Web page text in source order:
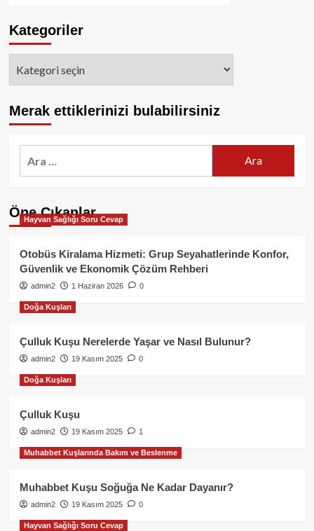
Kategoriler
Merak ettiklerinizi bulabilirsiniz
Öne Çıkanlar
Hayvan Sağlığı Soru Cevap
Otobüs Kiralama Hizmeti: Grup Seyahatlerinde Konfor,
Güvenlik ve Ekonomik Çözüm Rehberi
admin2 1 Haziran 2026 0
Doğa Kuşları
Çulluk Kuşu Nerelerde Yaşar ve Nasıl Bulunur?
admin2 19 Kasım 2025 0
Doğa Kuşları
Çulluk Kuşu
admin2 19 Kasım 2025 1
Muhabbet Kuşlarında Bakım ve Beslenme
Muhabbet Kuşu Soğuğa Ne Kadar Dayanır?
admin2 19 Kasım 2025 0
Hayvan Sağlığı Soru Cevap